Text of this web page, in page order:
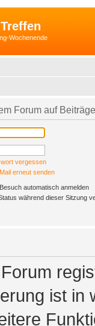
Wochenende
Forum auf
vergessen
erneut senden
automatisch anmelden
während dieser Sitzung
ist in